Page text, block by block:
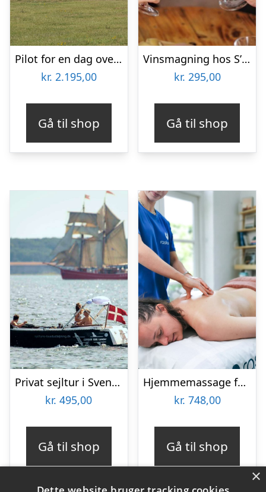
Pilot for en dag over Fyn
kr. 2.195,00
Gå til shop
Vinsmagning hos S’vineriet Odense
kr. 295,00
Gå til shop
Privat sejltur i Svendborgsund med Sydfyns Bådudlejning
kr. 495,00
Gå til shop
Hjemmemassage for 2 i hele landet med RaskRask
kr. 748,00
Gå til shop
×